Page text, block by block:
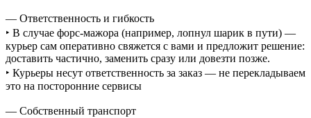
— Ответственность и гибкость
‣ В случае форс-мажора (например, лопнул шарик в пути) —
курьер сам оперативно свяжется с вами и предложит решение:
доставить частично, заменить сразу или довезти позже.
‣ Курьеры несут ответственность за заказ — не перекладываем
это на посторонние сервисы
— Собственный транспорт